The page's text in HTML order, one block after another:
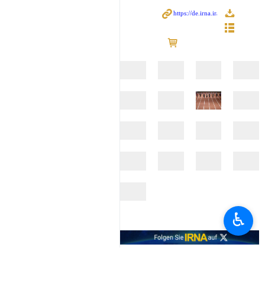
♿︎